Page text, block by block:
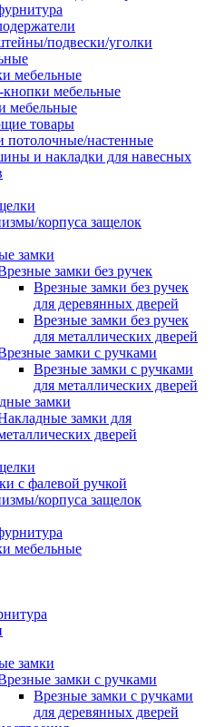
подвески/уголки
мебельные
кнопки мебельные
мебельные
товары
потолочные/настенные
и накладки для навесных
корпуса защелок
замки
замки без ручек
Врезные замки без ручек
для деревянных дверей
Врезные замки без ручек
для металлических дверей
замки с ручками
Врезные замки с ручками
для металлических дверей
замки
замки для
дверей
с фалевой ручкой
корпуса защелок
мебельные
замки
замки с ручками
Врезные замки с ручками
для деревянных дверей